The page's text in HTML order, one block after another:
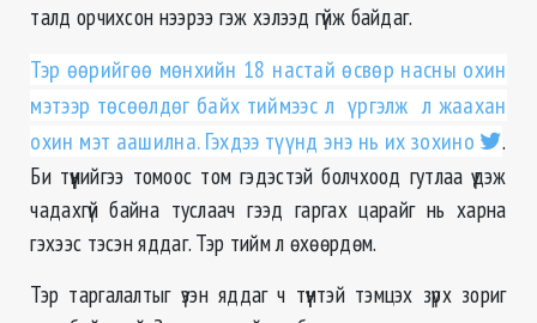
талд орчихсон нээрээ гэж хэлээд гүйж байдаг.
Тэр өөрийгөө мөнхийн 18 настай өсвөр насны охин
мэтээр төсөөлдөг байх тиймээс л үргэлж л жаахан
охин мэт аашилна. Гэхдээ түүнд энэ нь их зохино
.
Би түүнийгээ томоос том гэдэстэй болчхоод гутлаа үдэж
чадахгүй байна туслаач гээд гаргах царайг нь харна
гэхээс тэсэн яддаг. Тэр тийм л өхөөрдөм.
Тэр таргалалтыг үзэн яддаг ч түүнтэй тэмцэх зүрх зориг